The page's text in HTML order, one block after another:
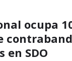
ocupa
en SDO